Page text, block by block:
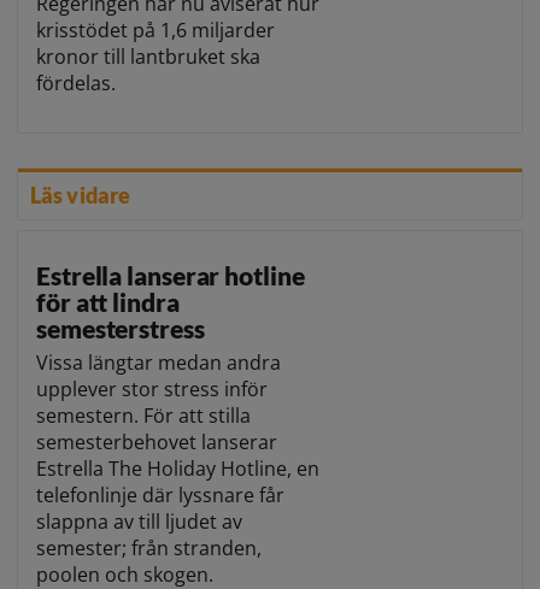
krisstödet på 1,6 miljarder
kronor till lantbruket ska
fördelas.
Läs vidare
Estrella lanserar hotline
för att lindra
semesterstress
Vissa längtar medan andra
upplever stor stress inför
semestern. För att stilla
semesterbehovet lanserar
Estrella The Holiday Hotline, en
telefonlinje där lyssnare får
slappna av till ljudet av
semester; från stranden,
poolen och skogen.